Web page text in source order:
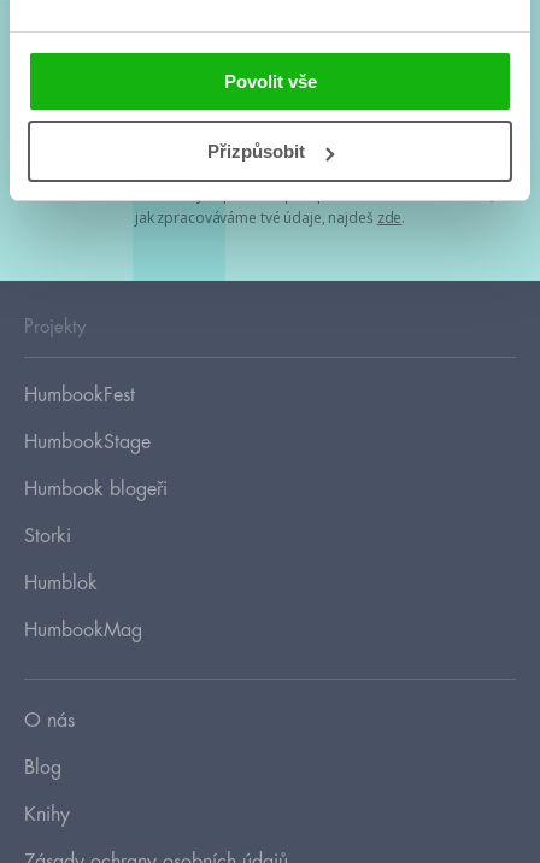
Povolit vše
Přizpůsobit
Souhlasím spodmínkami zpracování osobních údajů
Tvá e-mailová adresa je u nás v bezpečí. Přečti si
jak zpracováváme tvé údaje, najdeš zde.
Projekty
HumbookFest
HumbookStage
Humbook blogeři
Storki
Humblok
HumbookMag
O nás
Blog
Knihy